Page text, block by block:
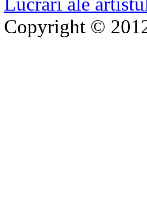
Copyright ©